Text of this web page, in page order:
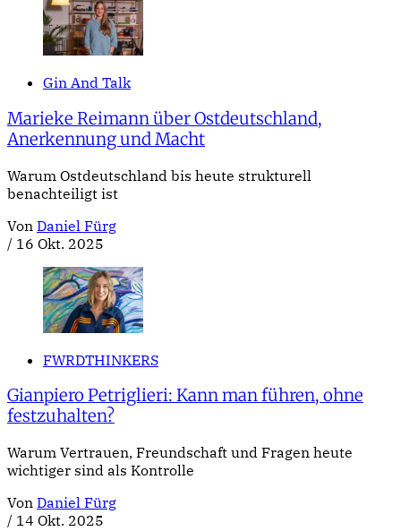
Gin And Talk
Marieke Reimann über Ostdeutschland,
Anerkennung und Macht
Warum Ostdeutschland bis heute strukturell
benachteiligt ist
Von Daniel Fürg
/ 16 Okt. 2025
FWRDTHINKERS
Gianpiero Petriglieri: Kann man führen, ohne
festzuhalten?
Warum Vertrauen, Freundschaft und Fragen heute
wichtiger sind als Kontrolle
Von Daniel Fürg
/ 14 Okt. 2025